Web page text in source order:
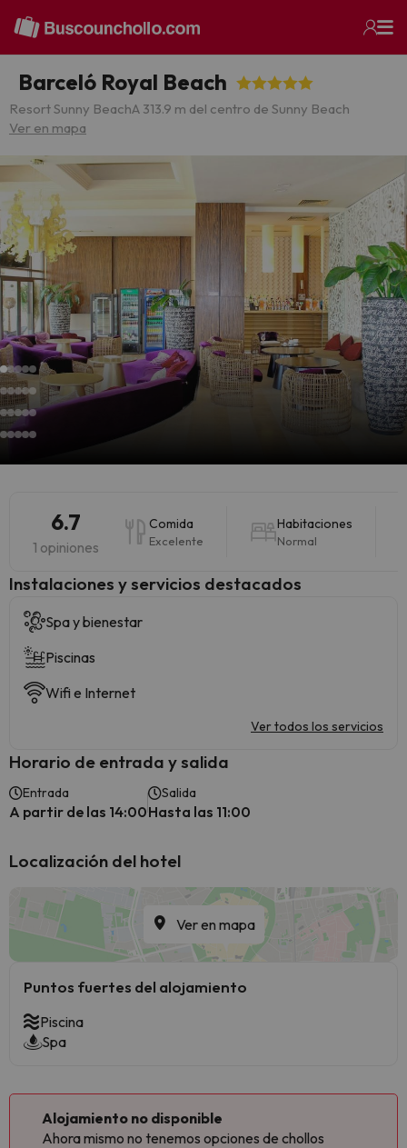
Barceló Royal Beach
Resort Sunny BeachA 313.9 m del centro de Sunny Beach
Ver en mapa
6.7
1 opiniones
Comida
Excelente
Habitaciones
Normal
Instalaciones y servicios destacados
Spa y bienestar
Piscinas
Wifi e Internet
Ver todos los servicios
Horario de entrada y salida
Entrada
A partir de las 14:00
Salida
Hasta las 11:00
Localización del hotel
Ver en mapa
Puntos fuertes del alojamiento
Piscina
Spa
Alojamiento no disponible
Ahora mismo no tenemos opciones de chollos